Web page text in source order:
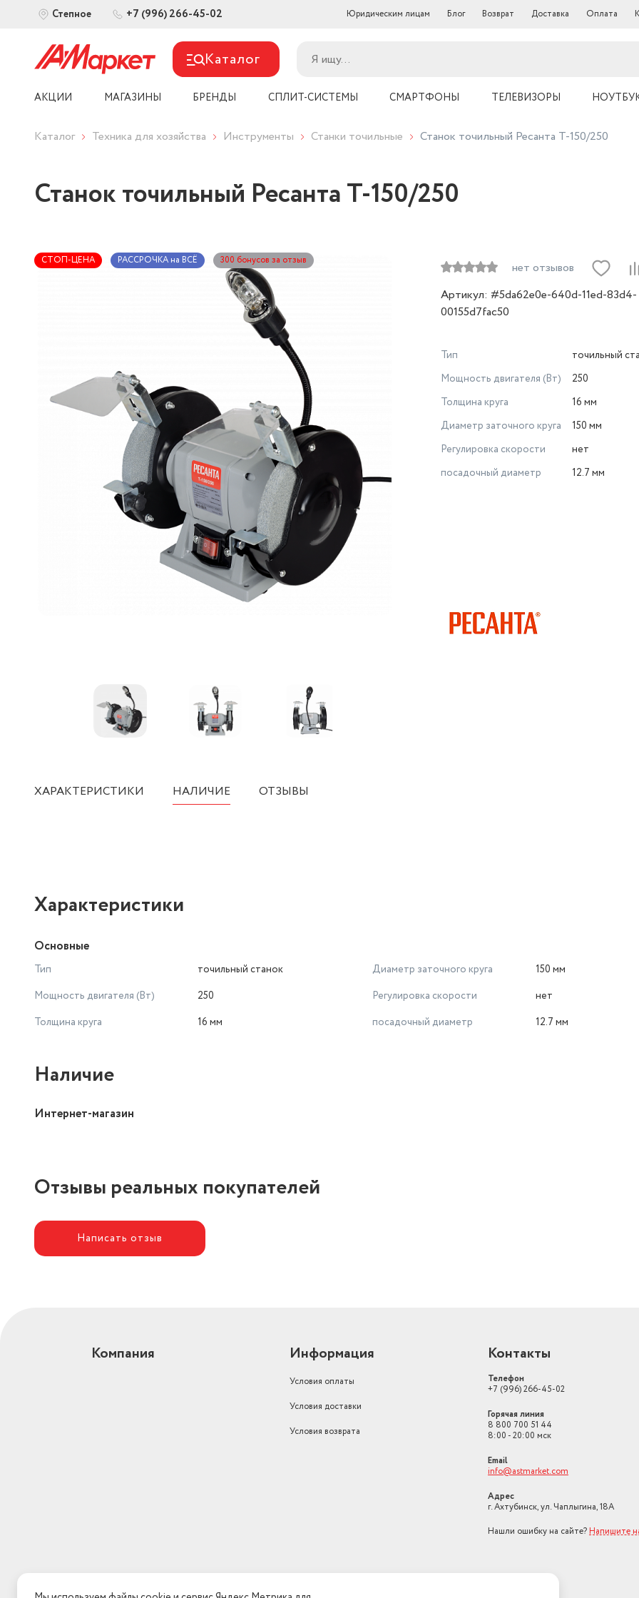
Степное +7 (996) 266-45-02 Юридическим лицам Блог Возврат Доставка Оплата
Каталог
АКЦИИ МАГАЗИНЫ БРЕНДЫ СПЛИТ-СИСТЕМЫ СМАРТФОНЫ ТЕЛЕВИЗОРЫ
Каталог Техника для хозяйства Инструменты Станки точильные Станок точильный Ресанта Т-150/250
Станок точильный Ресанта Т-150/250
СТОП-ЦЕНА РАССРОЧКА на ВСЁ 300 бонусов за отзыв
нет отзывов
Артикул: #5da62e0e-640d-11ed-83d4-
00155d7fac50
Тип
точильный
Мощность двигателя (Вт)
250
Толщина круга
16 мм
Диаметр заточного круга
150 мм
Регулировка скорости
нет
посадочный диаметр
12.7 мм
ХАРАКТЕРИСТИКИ НАЛИЧИЕ ОТЗЫВЫ
Характеристики
Основные
Тип
точильный станок
Мощность двигателя (Вт)
250
Толщина круга
16 мм
Диаметр заточного круга
150 мм
Регулировка скорости
нет
посадочный диаметр
12.7 мм
Наличие
Интернет-магазин
Отзывы реальных покупателей
Написать отзыв
Компания Информация
Условия оплаты
Условия доставки
Условия возврата
Контакты
Телефон
+7 (996) 266-45-02
Горячая линия
8 800 700 51 44
8:00 - 20:00 мск
Email
info@astmarket.com
Адрес
г. Ахтубинск, ул. Чаплыгина, 18А
Нашли ошибку на сайте? Напишите